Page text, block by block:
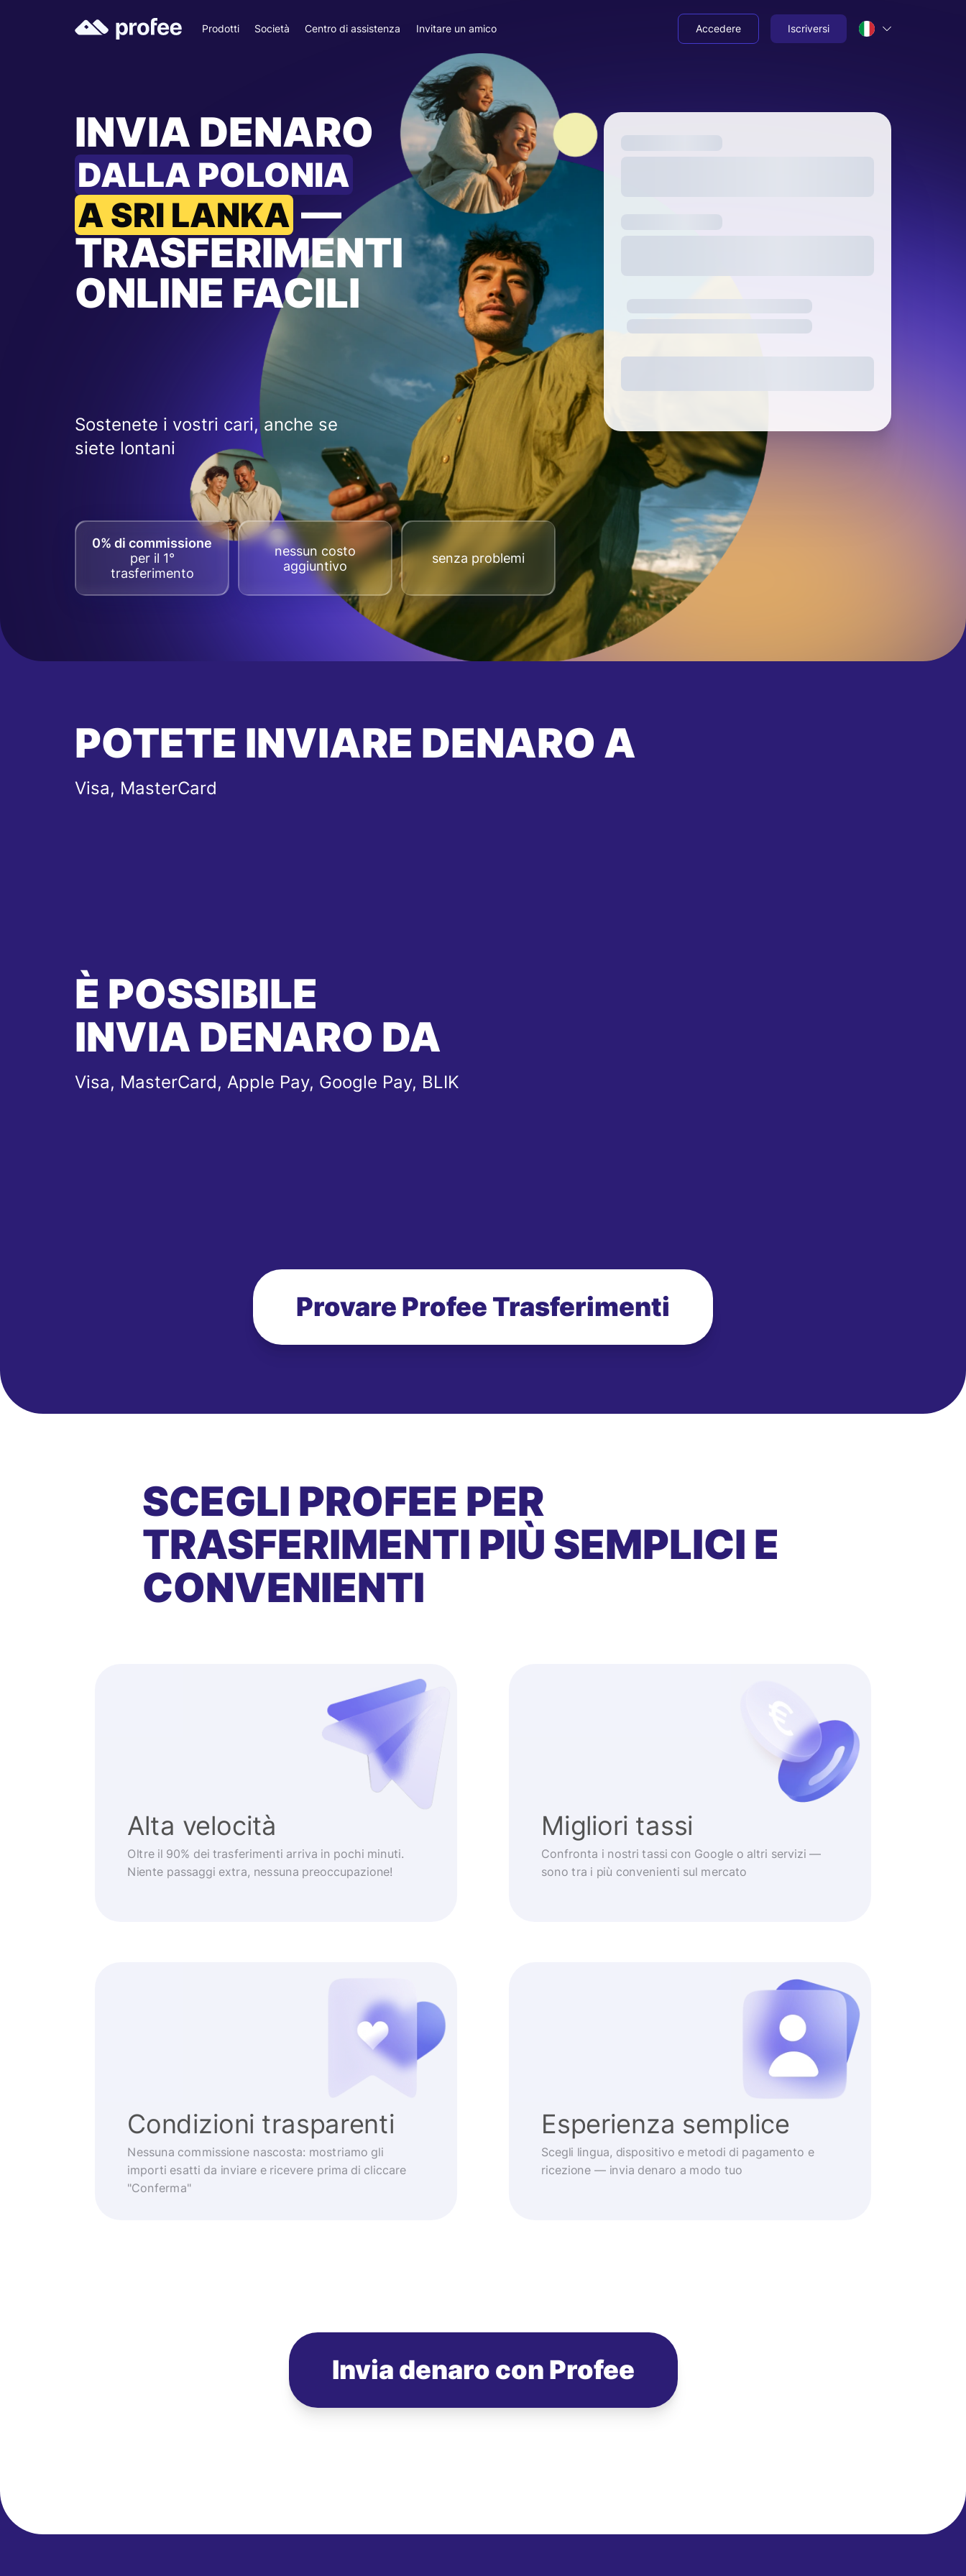
Prodotti Società Centro di assistenza Invitare un amico Accedere Iscriversi
INVIA DENARO
DALLA POLONIA
A SRI LANKA —
TRASFERIMENTI
ONLINE FACILI
Sostenete i vostri cari, anche se
siete lontani
0% di commissione
per il 1°
trasferimento
nessun costo
aggiuntivo
senza problemi
POTETE INVIARE DENARO A
Visa, MasterCard
È POSSIBILE
INVIA DENARO DA
Visa, MasterCard, Apple Pay, Google Pay, BLIK
Provare Profee Trasferimenti
SCEGLI PROFEE PER
TRASFERIMENTI PIÙ SEMPLICI E
CONVENIENTI
Alta velocità
Oltre il 90% dei trasferimenti arriva in pochi minuti.
Niente passaggi extra, nessuna preoccupazione!
Migliori tassi
Confronta i nostri tassi con Google o altri servizi —
sono tra i più convenienti sul mercato
Condizioni trasparenti
Nessuna commissione nascosta: mostriamo gli
importi esatti da inviare e ricevere prima di cliccare
"Conferma"
Esperienza semplice
Scegli lingua, dispositivo e metodi di pagamento e
ricezione — invia denaro a modo tuo
Invia denaro con Profee